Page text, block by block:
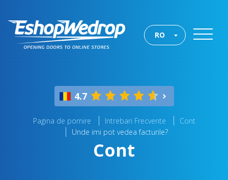
RO
4.7
Pagina de pornire Intrebari Frecvente
Cont
Unde imi pot vedea facturile?
Cont